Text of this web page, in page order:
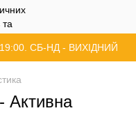
СБ-НД - ВИХІДНИЙ
Активна